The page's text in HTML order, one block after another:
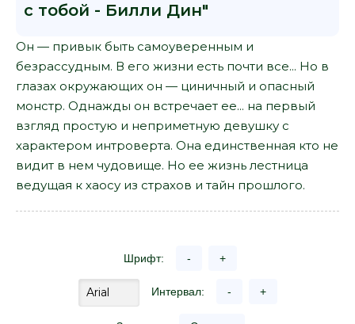
с тобой - Билли Дин"
Он — привык быть самоуверенным и
безрассудным. В его жизни есть почти все... Но в
глазах окружающих он — циничный и опасный
монстр. Однажды он встречает ее... на первый
взгляд простую и неприметную девушку с
характером интроверта. Она единственная кто не
видит в нем чудовище. Но ее жизнь лестница
ведущая к хаосу из страхов и тайн прошлого.
Шрифт: - +
Интервал: - +